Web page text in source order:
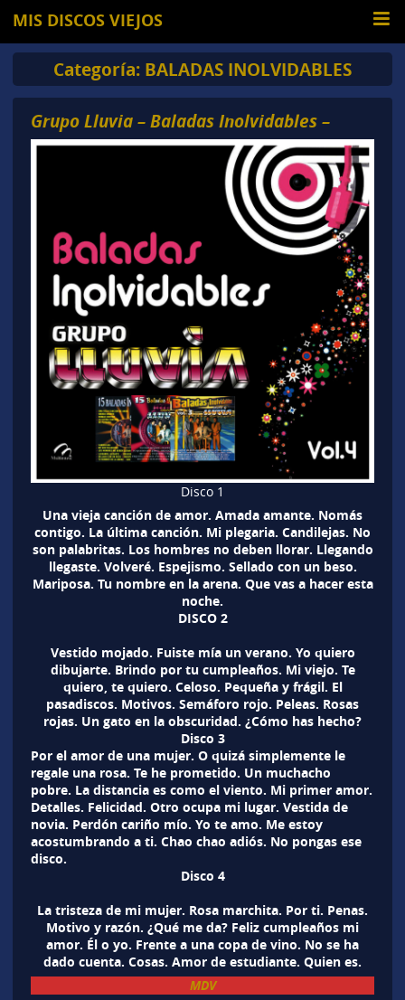
MIS DISCOS VIEJOS
Categoría: BALADAS INOLVIDABLES
Grupo Lluvia – Baladas Inolvidables –
Disco 1
Una vieja canción de amor. Amada amante. Nomás
contigo. La última canción. Mi plegaria. Candilejas. No
son palabritas. Los hombres no deben llorar. Llegando
llegaste. Volveré. Espejismo. Sellado con un beso.
Mariposa. Tu nombre en la arena. Que vas a hacer esta
noche.
DISCO 2
Vestido mojado. Fuiste mía un verano. Yo quiero
dibujarte. Brindo por tu cumpleaños. Mi viejo. Te
quiero, te quiero. Celoso. Pequeña y frágil. El
pasadiscos. Motivos. Semáforo rojo. Peleas. Rosas
rojas. Un gato en la obscuridad. ¿Cómo has hecho?
Disco 3
Por el amor de una mujer. O quizá simplemente le
regale una rosa. Te he prometido. Un muchacho
pobre. La distancia es como el viento. Mi primer amor.
Detalles. Felicidad. Otro ocupa mi lugar. Vestida de
novia. Perdón cariño mío. Yo te amo. Me estoy
acostumbrando a ti. Chao chao adiós. No pongas ese
disco.
Disco 4
La tristeza de mi mujer. Rosa marchita. Por ti. Penas.
Motivo y razón. ¿Qué me da? Feliz cumpleaños mi
amor. Él o yo. Frente a una copa de vino. No se ha
dado cuenta. Cosas. Amor de estudiante. Quien es.
MDV